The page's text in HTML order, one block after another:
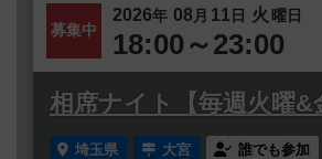
募集中
2026年 08 月 11日 火 曜日
18:00～23:00
相席ナイト【毎週火曜&
埼玉県 大宮 誰でも参加